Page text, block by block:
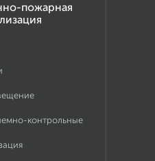
пожарная
контрольные